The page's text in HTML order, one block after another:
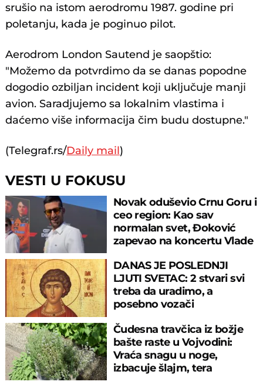
srušio na istom aerodromu 1987. godine pri
poletanju, kada je poginuo pilot.
Aerodrom London Sautend je saopštio:
"Možemo da potvrdimo da se danas popodne
dogodio ozbiljan incident koji uključuje manji
avion. Saradjujemo sa lokalnim vlastima i
daćemo više informacija čim budu dostupne."
(Telegraf.rs/Daily mail)
VESTI U FOKUSU
Novak oduševio Crnu Goru i
ceo region: Kao sav
normalan svet, Đoković
zapevao na koncertu Vlade
DANAS JE POSLEDNJI
LJUTI SVETAC: 2 stvari svi
treba da uradimo, a
posebno vozači
Čudesna travčica iz božje
bašte raste u Vojvodini:
Vraća snagu u noge,
izbacuje šlajm, tera